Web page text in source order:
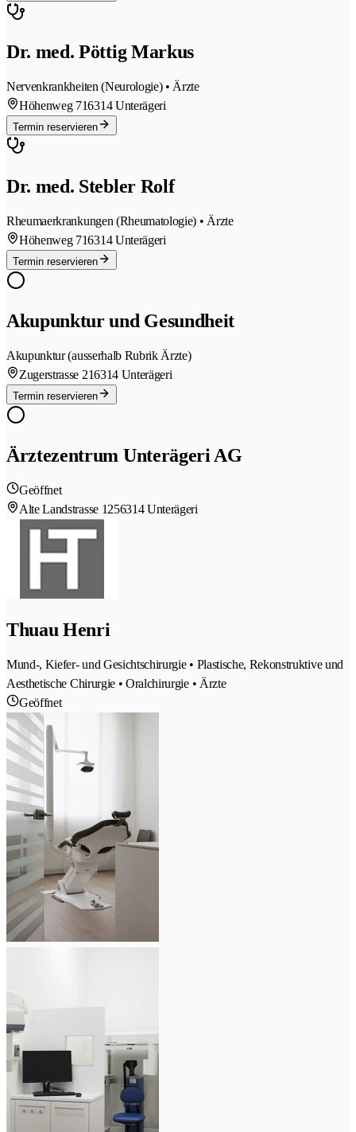
Dr. med. Pöttig Markus
Nervenkrankheiten (Neurologie) • Ärzte
Höhenweg 716314 Unterägeri
Termin reservieren
Dr. med. Stebler Rolf
Rheumaerkrankungen (Rheumatologie) • Ärzte
Höhenweg 716314 Unterägeri
Termin reservieren
Akupunktur und Gesundheit
Akupunktur (ausserhalb Rubrik Ärzte)
Zugerstrasse 216314 Unterägeri
Termin reservieren
Ärztezentrum Unterägeri AG
Geöffnet
Alte Landstrasse 1256314 Unterägeri
Thuau Henri
Mund-, Kiefer- und Gesichtschirurgie • Plastische, Rekonstruktive und
Aesthetische Chirurgie • Oralchirurgie • Ärzte
Geöffnet